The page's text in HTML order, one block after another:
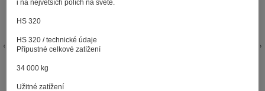
i na největších polích na světě.
HS 320
HS 320 / technické údaje
Přípustné celkové zatížení
34 000 kg
Užitné zatížení
s cookies)
Záleží nám na tom, aby pro vás nakupování bylo co nejlepší
hledáte, ušetřili spoustu klikání a nezobrazovaly se vám
v zobrazení na které jste zvyklí a nemuseli se pokaždé